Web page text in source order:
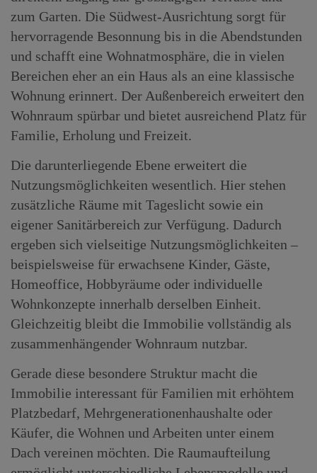
zum Garten. Die Südwest-Ausrichtung sorgt für
hervorragende Besonnung bis in die Abendstunden
und schafft eine Wohnatmosphäre, die in vielen
Bereichen eher an ein Haus als an eine klassische
Wohnung erinnert. Der Außenbereich erweitert den
Wohnraum spürbar und bietet ausreichend Platz für
Familie, Erholung und Freizeit.
Die darunterliegende Ebene erweitert die
Nutzungsmöglichkeiten wesentlich. Hier stehen
zusätzliche Räume mit Tageslicht sowie ein
eigener Sanitärbereich zur Verfügung. Dadurch
ergeben sich vielseitige Nutzungsmöglichkeiten –
beispielsweise für erwachsene Kinder, Gäste,
Homeoffice, Hobbyräume oder individuelle
Wohnkonzepte innerhalb derselben Einheit.
Gleichzeitig bleibt die Immobilie vollständig als
zusammenhängender Wohnraum nutzbar.
Gerade diese besondere Struktur macht die
Immobilie interessant für Familien mit erhöhtem
Platzbedarf, Mehrgenerationenhaushalte oder
Käufer, die Wohnen und Arbeiten unter einem
Dach vereinen möchten. Die Raumaufteilung